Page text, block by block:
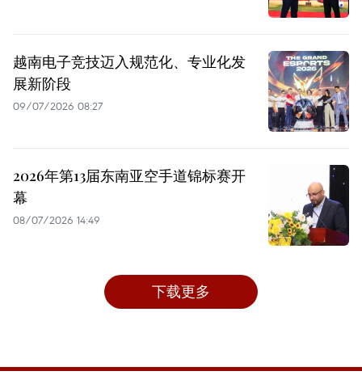
越南电子竞技迈入规范化、专业化发
展新阶段
09/07/2026 08:27
2026年第13届东南亚空手道锦标赛开
幕
08/07/2026 14:49
下载更多